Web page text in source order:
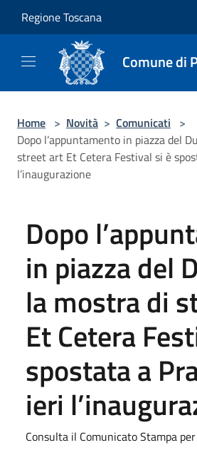
Regione Toscana
Comune di
Home > Novità > Comunicati >
Dopo l’appuntamento in piazza del
street art Et Cetera Festival si è
l’inaugurazione
Dopo
in piazza del
la mostra di
Et Cetera
spostata a
ieri
Consulta il Comunicato Stampa